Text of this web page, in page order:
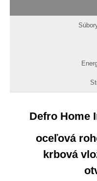
Defro Home
oceľová
krbová